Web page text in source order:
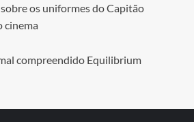
sobre os uniformes do Capitão
cinema
compreendido Equilibrium